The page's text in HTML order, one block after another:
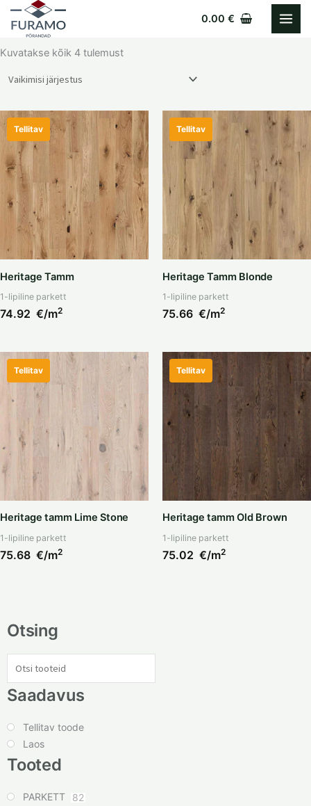
Skip
content
0.00 €
Otsing
Saadavus
Tellitav toode
Laos
Tooted
PARKETT
82
Kuvatakse kõik 4 tulemust
Tellitav
Heritage Tamm
1-lipiline parkett
74.92 €/m2
Tellitav
Heritage Tamm Blonde
1-lipiline parkett
75.66 €/m2
Tellitav
Heritage tamm Lime Stone
1-lipiline parkett
75.68 €/m2
Tellitav
Heritage tamm Old Brown
1-lipiline parkett
75.02 €/m2